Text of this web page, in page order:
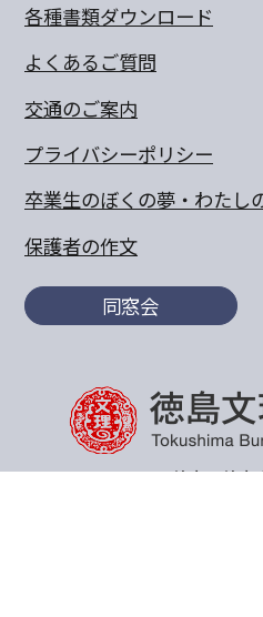
各種書類ダウンロード
よくあるご質問
交通のご案内
プライバシーポリシー
卒業生のぼくの夢・わたし
保護者の作文
同窓会
〒770-8055 徳島県徳島